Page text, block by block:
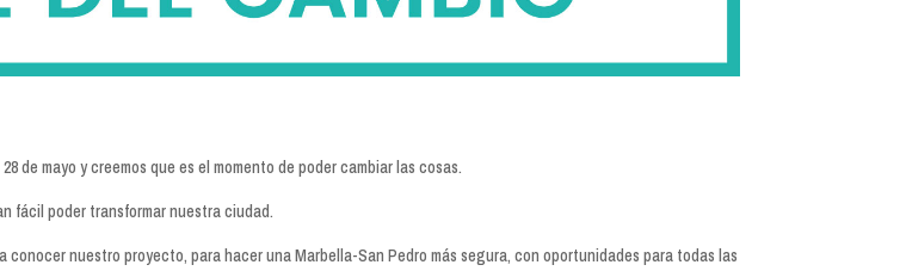
de mayo y creemos que es el momento de poder cambiar las cosas.
fácil poder transformar nuestra ciudad.
nuestro proyecto, para hacer una Marbella-San Pedro más segura, con oportunidades para todas las